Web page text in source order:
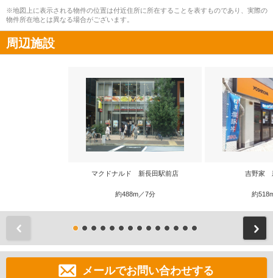
※地図上に表示される物件の位置は付近住所に所在することを表すものであり、実際の
物件所在地とは異なる場合がございます。
周辺施設
マクドナルド 新長田駅前店
約488m／7分
吉野家
約
メールでお問い合わせする